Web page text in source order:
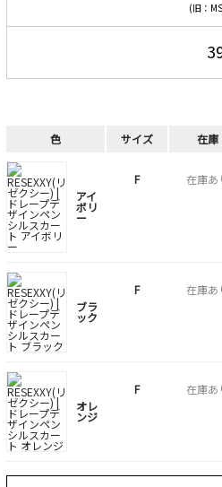
(旧：
色 サイズ 在庫
アイ
ボリ
ー
F 在庫あ
ブラ
ック
F 在庫あ
オレ
ンジ
F 在庫あ